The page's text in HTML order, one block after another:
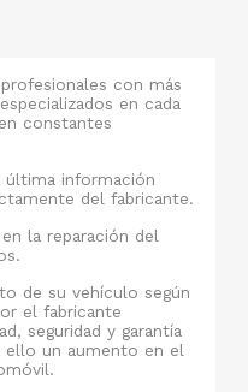
con más
en cada
constantes
última información
del fabricante.
la reparación del
de su vehículo según
el fabricante
seguridad y garantía
ello un aumento en el